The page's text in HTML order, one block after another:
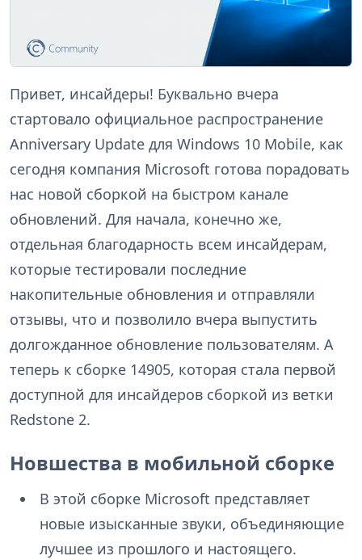
Привет, инсайдеры! Буквально вчера
стартовало официальное распространение
Anniversary Update для Windows 10 Mobile, как
сегодня компания Microsoft готова порадовать
нас новой сборкой на быстром канале
обновлений. Для начала, конечно же,
отдельная благодарность всем инсайдерам,
которые тестировали последние
накопительные обновления и отправляли
отзывы, что и позволило вчера выпустить
долгожданное обновление пользователям. А
теперь к сборке 14905, которая стала первой
доступной для инсайдеров сборкой из ветки
Redstone 2.
Новшества в мобильной сборке
В этой сборке Microsoft представляет
новые изысканные звуки, объединяющие
лучшее из прошлого и настоящего.